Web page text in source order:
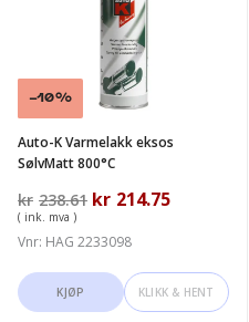
Salg!
Varmelakk
800°C
-10%
Auto-K Varmelakk eksos
SølvMatt 800°C
kr 238.61 Opprinnelig
var:
kr 214.75Nåværende
( ink. mva )
Vnr: HAG 2233098
KJØP KLIKK & HENT